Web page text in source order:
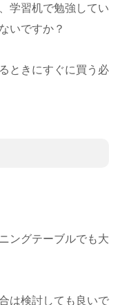
学習机で勉強してい
いですか？
ときにすぐに買う必
ングテーブルでも大
は検討しても良いで